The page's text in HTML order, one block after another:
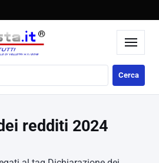
Cerca
redditi 2024